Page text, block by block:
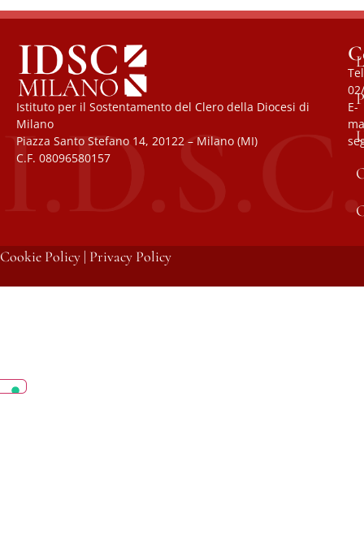
Istituto per il Sostentamento del Clero della Diocesi di
Milano
Piazza Santo Stefano 14, 20122 – Milano (MI)
C.F. 08096580157
E-
Cookie Policy | Privacy Policy